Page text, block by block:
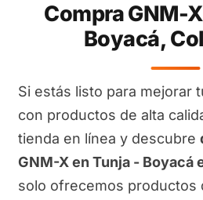
Compra GNM-
Boyacá,
Si estás listo para mejorar
con productos de alta
tienda en línea y descubre
GNM-X en Tunja - Boyacá
solo ofrecemos productos